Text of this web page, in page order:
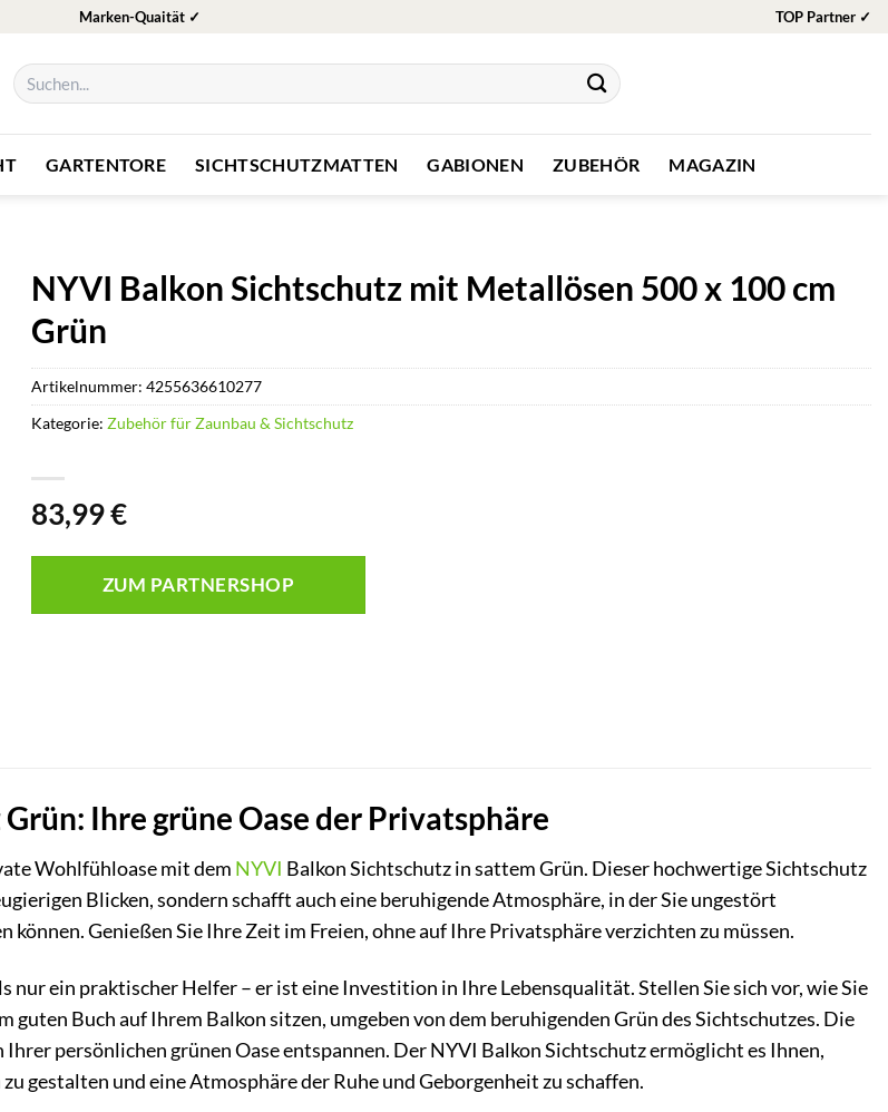
Marken-Quaität ✓ TOP Partner ✓
Suchen
nach:
GARTENTORE SICHTSCHUTZMATTEN GABIONEN ZUBEHÖR MAGAZIN
NYVI Balkon Sichtschutz mit Metallösen 500 x 100 cm
Grün
83,99€
ZUM PARTNERSHOP
Artikelnummer: 4255636610277
Kategorie: Zubehör für Zaunbau & Sichtschutz
Ihre grüne Oase der Privatsphäre
Wohlfühloase mit dem NYVI Balkon Sichtschutz in sattem Grün. Dieser hochwertige Sichtschutz
Blicken, sondern schafft auch eine beruhigende Atmosphäre, in der Sie ungestört
können. Genießen Sie Ihre Zeit im Freien, ohne auf Ihre Privatsphäre verzichten zu müssen.
nur ein praktischer Helfer – er ist eine Investition in Ihre Lebensqualität. Stellen Sie sich vor, wie Sie
guten Buch auf Ihrem Balkon sitzen, umgeben von dem beruhigenden Grün des Sichtschutzes. Die
persönlichen grünen Oase entspannen. Der NYVI Balkon Sichtschutz ermöglicht es Ihnen,
gestalten und eine Atmosphäre der Ruhe und Geborgenheit zu schaffen.